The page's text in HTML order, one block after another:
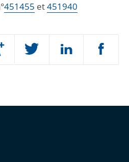
451455 et451940